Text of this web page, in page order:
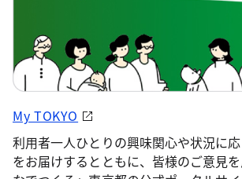
My TOKYO
利用者一人ひとりの興味関心や状況に
をお届けするとともに、皆様のご意見